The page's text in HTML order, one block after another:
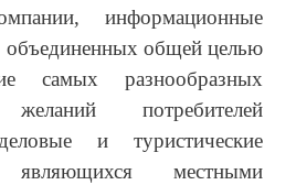
информационные
объединенных общей целью
самых разнообразных
потребителей
и туристические
местными